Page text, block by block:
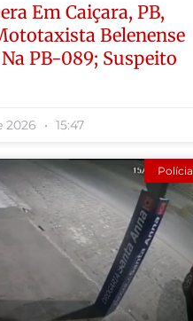
Em Caiçara, PB,
Belenense
PB-089; Suspeito
2026 15:47
Polícia